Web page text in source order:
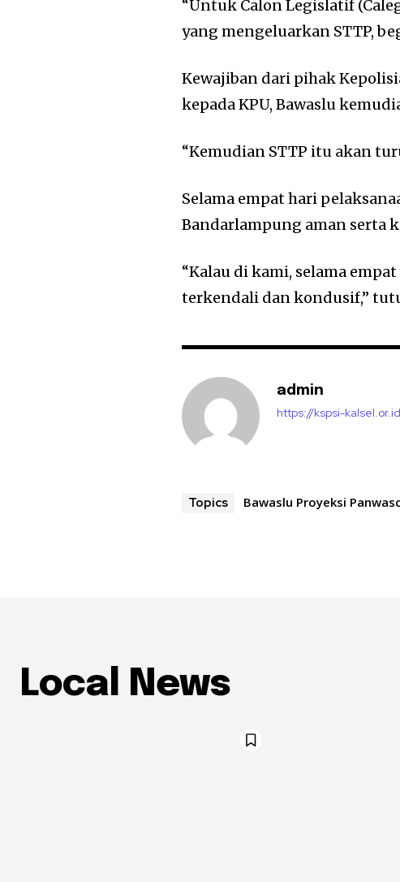
“Untuk Calon Legislatif
yang mengeluarkan STTP,
Kewajiban dari pihak
kepada KPU, Bawaslu
“Kemudian STTP itu akan
Selama empat hari
Bandarlampung aman serta
“Kalau di kami, selama
terkendali dan kondusif,”
admin
https://kspsi-kalsel.or.id
Topics Bawaslu Proyeksi
Local News